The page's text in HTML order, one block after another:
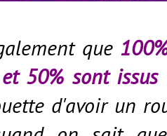
que
50% sont
d'avoir un